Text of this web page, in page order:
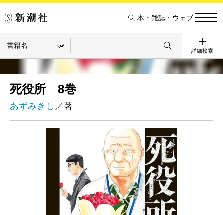
本・雑誌・ウェブ
詳細検索
死役所 8巻
あずみきし ／著